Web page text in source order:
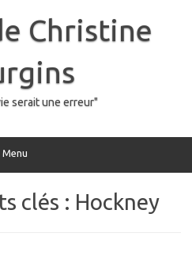
Christine
serait une erreur"
Menu
clés : Hockney